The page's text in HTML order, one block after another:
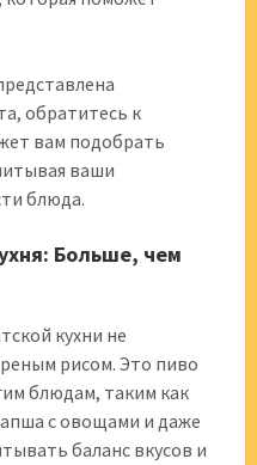
обратитесь к
вам подобрать
ваши
блюда.
Больше, чем
кухни не
рисом. Это пиво
блюдам, таким как
с овощами и даже
баланс вкусов и